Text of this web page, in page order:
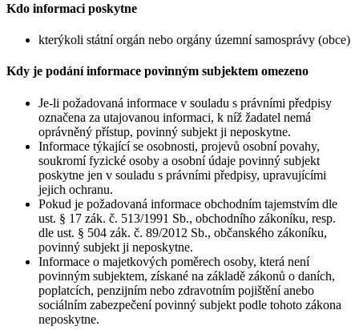
Kdo informaci poskytne
kterýkoli státní orgán nebo orgány územní samosprávy (obce)
Kdy je podání informace povinným subjektem omezeno
Je-li požadovaná informace v souladu s právními předpisy
označena za utajovanou informaci, k níž žadatel nemá
oprávněný přístup, povinný subjekt ji neposkytne.
Informace týkající se osobnosti, projevů osobní povahy,
soukromí fyzické osoby a osobní údaje povinný subjekt
poskytne jen v souladu s právními předpisy, upravujícími
jejich ochranu.
Pokud je požadovaná informace obchodním tajemstvím dle
ust. § 17 zák. č. 513/1991 Sb., obchodního zákoníku, resp.
dle ust. § 504 zák. č. 89/2012 Sb., občanského zákoníku,
povinný subjekt ji neposkytne.
Informace o majetkových poměrech osoby, která není
povinným subjektem, získané na základě zákonů o daních,
poplatcích, penzijním nebo zdravotním pojištění anebo
sociálním zabezpečení povinný subjekt podle tohoto zákona
neposkytne.